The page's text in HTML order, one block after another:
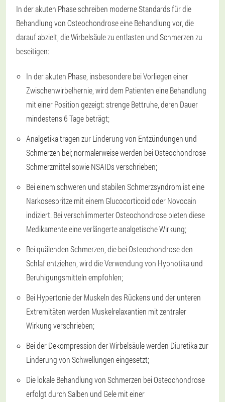
In der akuten Phase schreiben moderne Standards für die
Behandlung von Osteochondrose eine Behandlung vor, die
darauf abzielt, die Wirbelsäule zu entlasten und Schmerzen zu
beseitigen:
In der akuten Phase, insbesondere bei Vorliegen einer
Zwischenwirbelhernie, wird dem Patienten eine Behandlung
mit einer Position gezeigt: strenge Bettruhe, deren Dauer
mindestens 6 Tage beträgt;
Analgetika tragen zur Linderung von Entzündungen und
Schmerzen bei; normalerweise werden bei Osteochondrose
Schmerzmittel sowie NSAIDs verschrieben;
Bei einem schweren und stabilen Schmerzsyndrom ist eine
Narkosespritze mit einem Glucocorticoid oder Novocain
indiziert. Bei verschlimmerter Osteochondrose bieten diese
Medikamente eine verlängerte analgetische Wirkung;
Bei quälenden Schmerzen, die bei Osteochondrose den
Schlaf entziehen, wird die Verwendung von Hypnotika und
Beruhigungsmitteln empfohlen;
Bei Hypertonie der Muskeln des Rückens und der unteren
Extremitäten werden Muskelrelaxantien mit zentraler
Wirkung verschrieben;
Bei der Dekompression der Wirbelsäule werden Diuretika zur
Linderung von Schwellungen eingesetzt;
Die lokale Behandlung von Schmerzen bei Osteochondrose
erfolgt durch Salben und Gele mit einer